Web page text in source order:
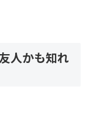
人かも知れ